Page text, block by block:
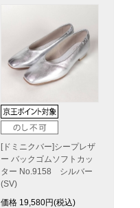
[ドミニクバー]シープレザ
ー バックゴムソフトカッ
ター No.9158 シルバー
(SV)
価格 19,580円(税込)